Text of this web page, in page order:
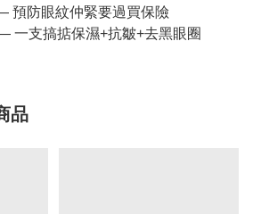
預防眼紋仲緊要過買保險
一支搞掂保濕+抗皺+去黑眼圈
品